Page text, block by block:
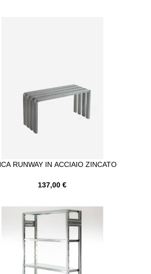
RUNWAY IN ACCIAIO ZINCATO
137,00 €